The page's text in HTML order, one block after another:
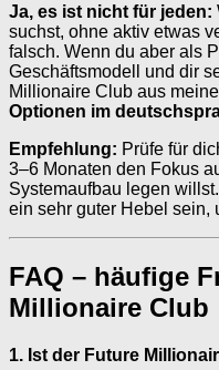
Ja, es ist nicht für jeden:
suchst, ohne aktiv etwas
falsch. Wenn du aber als
Geschäftsmodell und dir
Millionaire Club aus
Optionen im
Empfehlung: Prüfe für
3–6 Monaten den Fokus
Systemaufbau legen
ein sehr guter Hebel sein,
FAQ – häufige
Millionaire Club
1. Ist der Future